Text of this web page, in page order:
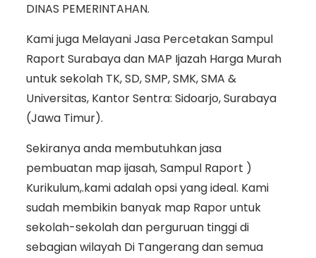
DINAS PEMERINTAHAN.
Kami juga Melayani Jasa Percetakan Sampul
Raport Surabaya dan MAP Ijazah Harga Murah
untuk sekolah TK, SD, SMP, SMK, SMA &
Universitas, Kantor Sentra: Sidoarjo, Surabaya
(Jawa Timur).
Sekiranya anda membutuhkan jasa
pembuatan map ijasah, Sampul Raport )
Kurikulum,.kami adalah opsi yang ideal. Kami
sudah membikin banyak map Rapor untuk
sekolah-sekolah dan perguruan tinggi di
sebagian wilayah Di Tangerang dan semua